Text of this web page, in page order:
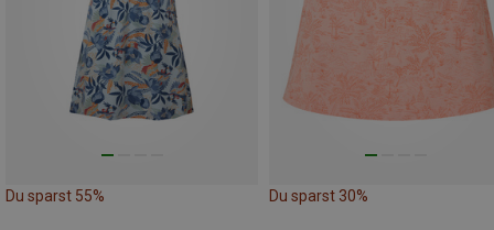
Du sparst 55% Du sparst 30%